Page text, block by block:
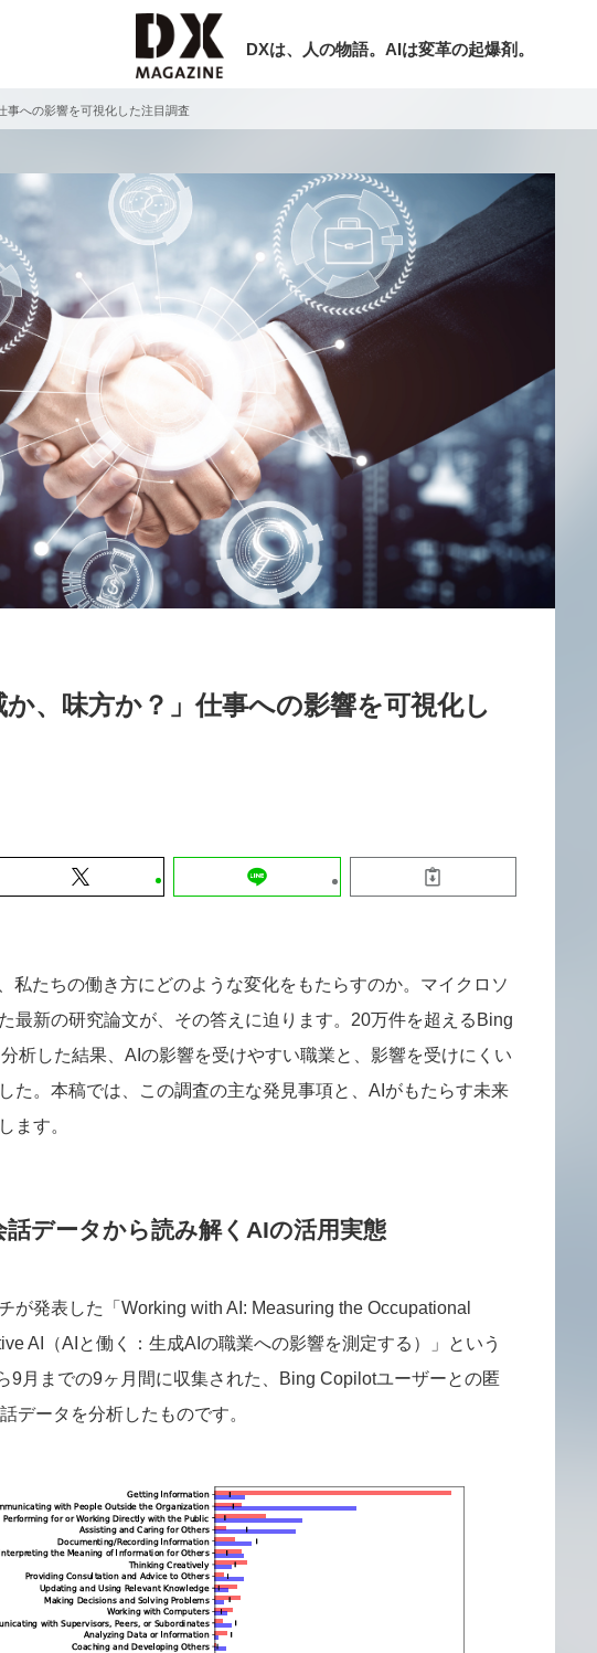
DXは、人の物語。AIは変革の起爆剤。
セミナー ニュース
サービスメニュー 日本オムニチャネル協会
トップページ
特集
動画
サイトマップ
お問い合わせ
個人情報保護法について
運営会社
採用情報
現在開催予定のセミナー
セミナー
【8/12開催】「イノベーションを数値化
する」～投資される事業の基準と、終活
DX「SouSou」に学ぶ資金調達・巻き込
みのリアル～
2026-06-10
セミナー
【9/30開催】AIで何でもできる時代に、
なぜ「DX人財」というキャリアが求めら
れるのか
事への影響を可視化した注目調査
か、味方か？」仕事への影響を可視化し
私たちの働き方にどのような変化をもたらすのか。マイクロソ
最新の研究論文が、その答えに迫ります。20万件を超えるBing
析した結果、AIの影響を受けやすい職業と、影響を受けにくい
た。本稿では、この調査の主な発見事項と、AIがもたらす未来
ます。
データから読み解くAIの活用実態
が発表した「Working with AI: Measuring the Occupational
AI（AIと働く：生成AIの職業への影響を測定する）」という
9月までの9ヶ月間に収集された、Bing Copilotユーザーとの匿
データを分析したものです。